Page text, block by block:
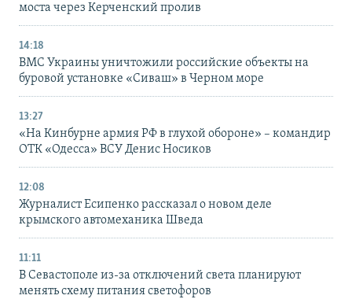
моста через Керченский пролив
14:18
ВМС Украины уничтожили российские объекты на
буровой установке «Сиваш» в Черном море
13:27
«На Кинбурне армия РФ в глухой обороне» – командир
ОТК «Одесса» ВСУ Денис Носиков
12:08
Журналист Есипенко рассказал о новом деле
крымского автомеханика Шведа
11:11
В Севастополе из-за отключений света планируют
менять схему питания светофоров